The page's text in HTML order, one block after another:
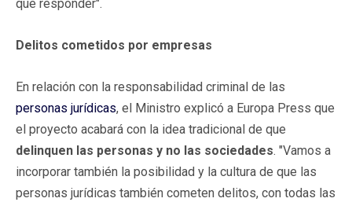
que responder".
Delitos cometidos por empresas
En relación con la responsabilidad criminal de las
personas jurídicas, el Ministro explicó a Europa Press que
el proyecto acabará con la idea tradicional de que
delinquen las personas y no las sociedades. "Vamos a
incorporar también la posibilidad y la cultura de que las
personas jurídicas también cometen delitos, con todas las